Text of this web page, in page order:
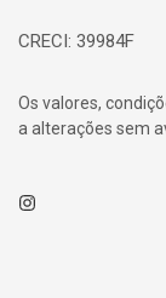
CRECI: 39984F
Os valores,
a alterações sem
Instagram